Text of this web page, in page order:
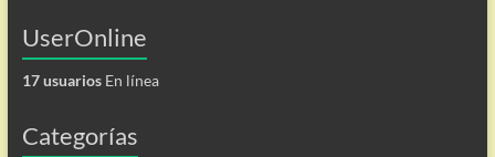
UserOnline
17 usuariosEn línea
Categorías